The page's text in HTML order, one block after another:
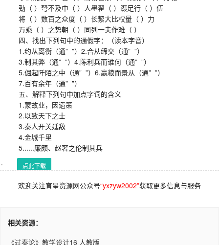
劲（ ）弩不及中（ ）人墨翟（ ）蹑足行（ ）伍
将（ ）数百之众度（ ）长絜大比权量（ ）力
万乘（ ）之势朝（ ）同列一夫作难（ ）
四、找出下列句中的通假字：（读本字音）
1.约从离衡（通” ”）2.合从缔交（通” ”）
3.制其弊（通” ”）4.陈利兵而谁何（通” ”）
5.倔起阡陌之中（通” ”）6.赢粮而景从（通” ”）
7.百有余年（通” ”）
五、解释下列句中加点字词的含义
1.蒙故业，因遗策
2.以致天下之士
3.秦人开关延敌
4.金城千里
5......廉颇、赵奢之伦制其兵
点此下载
欢迎关注育星资源网公众号“yxzyw2002”获取更多信息与服务
相关资源：
《过秦论》教学设计16 人教版